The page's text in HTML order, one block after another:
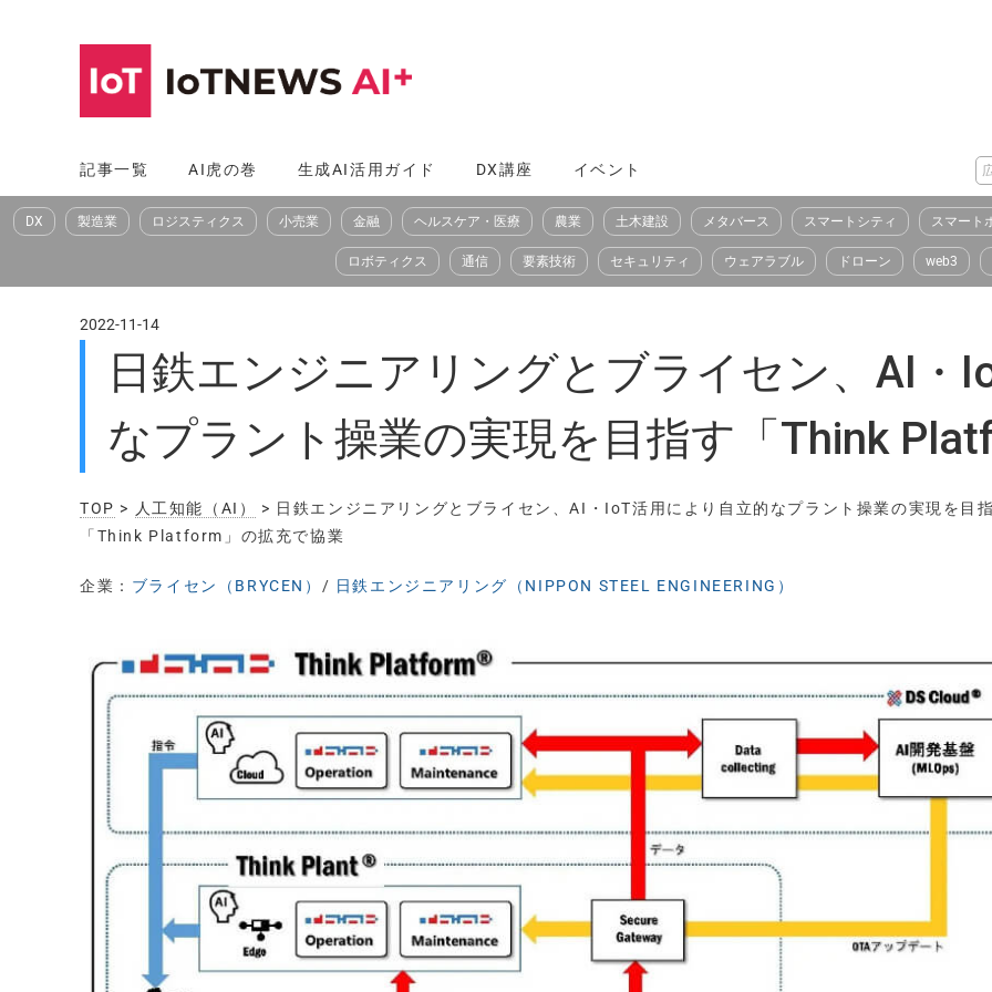
へ
ス
記事一覧 AI虎の巻 生成AI活用ガイド DX講座 イベント
DX 製造業 ロジスティクス 小売業 金融 ヘルスケア・医療 農業 土木建設 メタバース スマートシティ スマート
ロボティクス 通信 要素技術 セキュリティ ウェアラブル ドローン web3
2022-11-14
日鉄エンジニアリングとブライセン、AI・
なプラント操業の実現を目指す「Think
TOP > 人工知能（AI）
> 日鉄エンジニアリングとブライセン、AI・IoT活用により自立的なプラント操業の実現を目
「Think Platform」の拡充で協業
企業： ブライセン（BRYCEN） / 日鉄エンジニアリング（NIPPON STEEL ENGINEERING）